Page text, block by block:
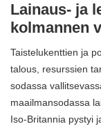
Lainaus- ja
kolmannen
Taistelukenttien ja
talous, resurssien
sodassa
maailmansodassa
Iso-Britannia pystyi